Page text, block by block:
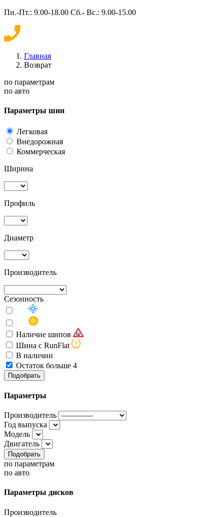
Пн.-Пт.: 9.00-18.00 Сб.- Вс.: 9.00-15.00
Главная
Возврат
по параметрам
по авто
Параметры шин
Легковая
Внедорожная
Коммерческая
Ширина
Профиль
Диаметр
Производитель
Сезонность
Наличие шипов
Шина с RunFlat
В наличии
Остаток больше 4
Подобрать
Параметры
Производитель
Год выпуска
Модель
Двигатель
Подобрать
по параметрам
по авто
Параметры дисков
Производитель